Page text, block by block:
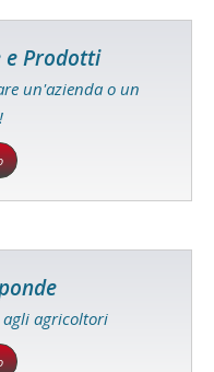
e Prodotti
un'azienda o un
agli agricoltori